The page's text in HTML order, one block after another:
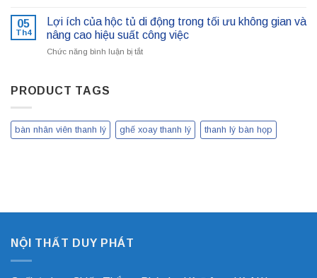
đem
lại
những
lợi
5
loại
cây
để
mắn,
05
Th4
Lợi ích của hộc tủ di động trong tối ưu không gian và
nâng cao hiệu suất công việc
Chức năng bình luận bị tắtở
di
động
PRODUCT TAGS
bàn nhân viên thanh lý ghế xoay thanh lý thanh lý bàn họp
NỘI THẤT DUY PHÁT